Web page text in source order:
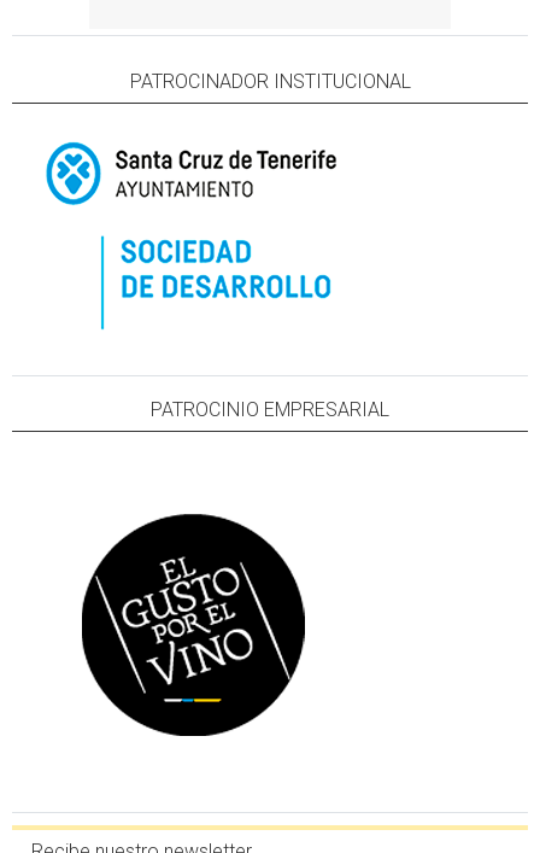
PATROCINADOR INSTITUCIONAL
PATROCINIO EMPRESARIAL